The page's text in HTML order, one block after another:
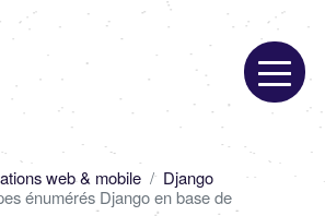
Aller
contenu
principal
web & mobile
Django
énumérés Django en base de